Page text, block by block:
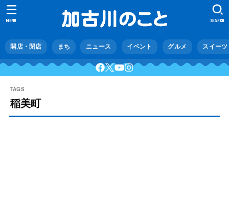
開店・閉店 まち ニュース イベント グルメ スイーツ
SEARCH
MENU
稲美町